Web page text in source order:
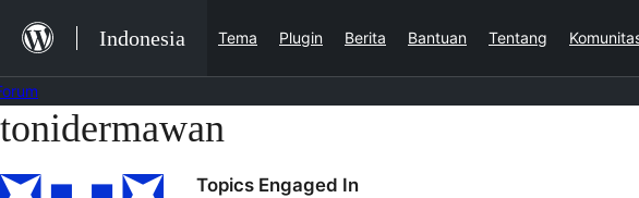
konten
Indonesia Tema Plugin Berita Bantuan Tentang
Lewati
konten
tonidermawan
Topics Engaged In